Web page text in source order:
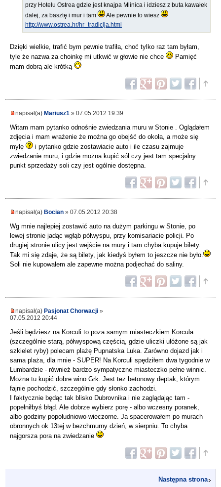
przy Hotelu Ostrea gdzie jest knajpa Mlinica i idziesz z buta kawałek
dalej, za basztę i mur i tam
Ale pewnie to wiesz
http://www.ostrea.hr/hr_tradicija.html
Dzięki wielkie, trafić bym pewnie trafiła, choć tylko raz tam byłam,
tyle że nazwa za choinkę mi utkwić w głowie nie chce
Pamięć
mam dobrą ale krótką
napisał(a) Mariusz1 » 07.05.2012 19:39
Witam mam pytanko odnośnie zwiedzania muru w Stonie . Oglądałem
zdjęcia i mam wrażenie że można go obejść do okoła, a może się
mylę
i pytanko gdzie zostawiacie auto i ile czasu zajmuje
zwiedzanie muru, i gdzie można kupić sól czy jest tam specjalny
punkt sprzedaży soli czy jest ogólnie dostępna.
napisał(a) Bocian » 07.05.2012 20:38
Wg mnie najlepiej zostawić auto na dużym parkingu w Stonie, po
lewej stronie jadąc wgłąb półwyspu, przy komisariacie policji. Po
drugiej stronie ulicy jest wejście na mury i tam chyba kupuje bilety.
Tak mi się zdaje, że są bilety, jak kiedyś byłem to jeszcze nie było.
Soli nie kupowałem ale zapewne można podjechać do saliny.
napisał(a) Pasjonat Chorwacji »
07.05.2012 20:44
Jeśli będziesz na Korculi to poza samym miasteczkiem Korcula
(szczególnie starą, półwyspową częścią, gdzie uliczki ułóżone są jak
szkielet ryby) polecam plażę Pupnatska Luka. Zarówno dojazd jak i
sama plaża, dla mnie - SUPER! Na Korculi spędziłem dwa tygodnie w
Lumbardzie - również bardzo sympatyczne miasteczko pełne winnic.
Można tu kupić dobre wino Grk. Jest tez betonowy deptak, którym
fajnie pochodzić, szczególnie gdy słonko zachodzi.
I faktycznie będąc tak blisko Dubrovnika i nie zaglądając tam -
popełniłbyś błąd. Ale dobrze wybierz porę - albo wczesny poranek,
albo godziny popołudniowo-wieczorne. Ja spacerowałem po murach
obronnych ok 13tej w bezchmurny dzień, w sierpniu. To chyba
najgorsza pora na zwiedzanie
Następna strona